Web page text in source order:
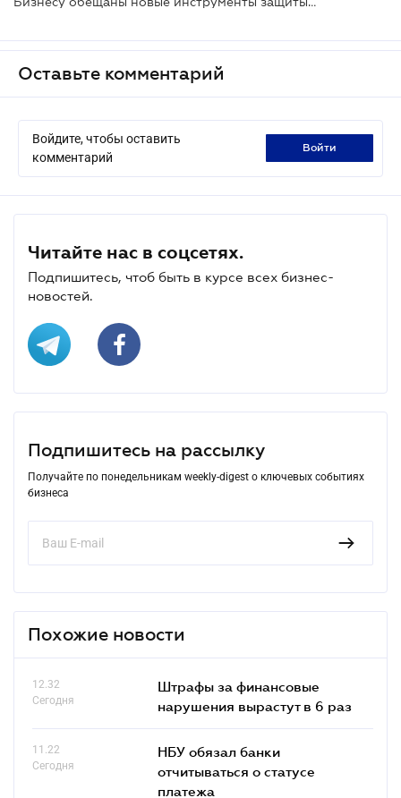
Оставьте комментарий
Войдите, чтобы оставить
комментарий
войти
Читайте нас в соцсетях.
Подпишитесь, чтоб быть в курсе всех бизнес-
новостей.
Подпишитесь на рассылку
Получайте по понедельникам weekly-digest о ключевых событиях
бизнеса
Похожие новости
12.32
Сегодня
Штрафы за финансовые
нарушения вырастут в 6 раз
11.22
Сегодня
НБУ обязал банки
отчитываться о статусе
платежа